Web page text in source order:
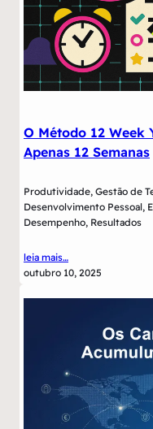
O Método 12 Week
Apenas 12 Semanas
Produtividade, Gestão de
Desenvolvimento Pessoal,
Desempenho, Resultados
leia mais…
outubro 10, 2025